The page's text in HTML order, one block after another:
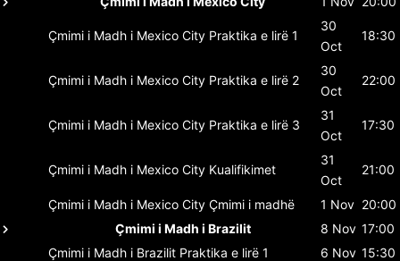
Çmimi i Madh i Mexico City Praktika e lirë 1
30
Oct
18:30
Çmimi i Madh i Mexico City Praktika e lirë 2
30
Oct
22:00
Çmimi i Madh i Mexico City Praktika e lirë 3
31
Oct
17:30
Çmimi i Madh i Mexico City Kualifikimet
31
Oct
21:00
Çmimi i Madh i Mexico City Çmimi i madhë 1 Nov 20:00
Çmimi i Madh i Brazilit
8 Nov 17:00
Çmimi i Madh i Brazilit Praktika e lirë 1 6 Nov 15:30